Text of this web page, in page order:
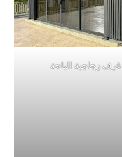
غرف زجاجية الباحة